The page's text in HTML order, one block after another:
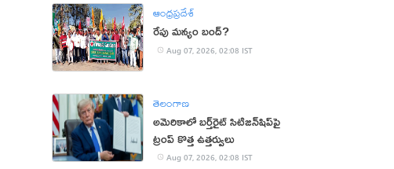
ఆంధ్రప్రదేశ్
రేపు మన్యం బంద్‌?
Aug 07, 2026, 02:08 IST
తెలంగాణ
అమెరికాలో బర్త్‌రైట్ సిటిజన్‌షిప్‌పై
ట్రంప్ కొత్త ఉత్తర్వులు
Aug 07, 2026, 02:08 IST